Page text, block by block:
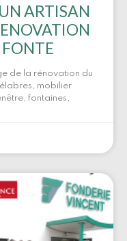
ARTISAN
de la rénovation du
mobilier
fontaines,